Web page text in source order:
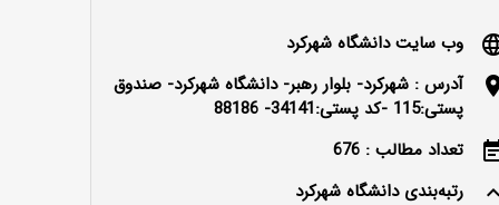
وب سایت دانشگاه شهرکرد
آدرس : شهرکرد- بلوار رهبر- دانشگاه شهرکرد- صندوق
پستی:115 -کد پستی:34141- 88186
تعداد مطالب : 676
keyboard_arrow_up
رتبه‌بندی دانشگاه شهرکرد